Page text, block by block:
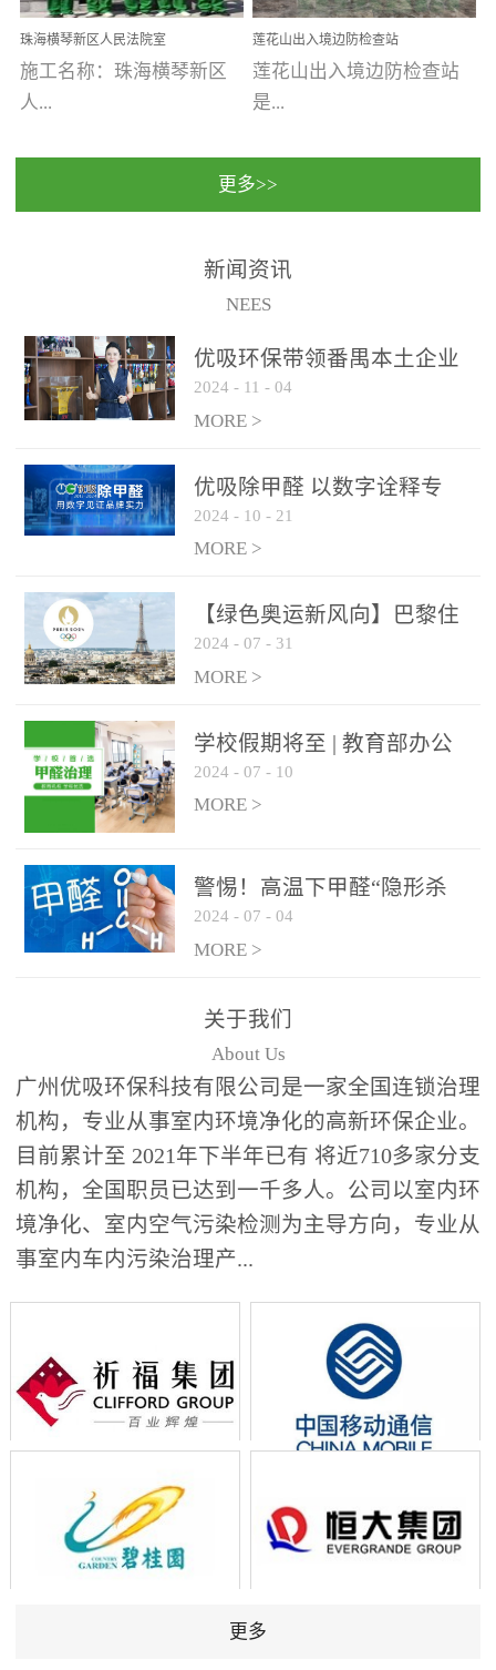
她将越来越枝繁叶茂，终
将会成为一棵参天大树！
优吸环保截止2020年拥有
全国600家网点分支机构。
致酒店是为中高端人士...
州)校区 工程案...
珠海横琴新区人民法院室
内除甲醛空气治理项目
施工名称：珠海横琴新区
人...
民法院室内除甲醛空气治
保施工日期：2020年1月珠
莲花山出入境边防检查站
室内除甲醛空气治理项目
莲花山出入境边防检查站
是...
国家通过设在对外开放口
（及各出入境边防检查
更多>>
新闻资讯
NEES
优吸环保带领番禺本​土企业
勇敢破局向“新”
2024 - 11 - 04
MORE >
优吸除甲醛 以数字诠释专
业，尽显除醛品牌实力！
2024 - 10 - 21
MORE >
【绿色奥运新风向】巴黎住
宿风波：优吸环保共建健康
绿色家居
2024 - 07 - 31
MORE >
学校假期将至 | 教育部办公
厅关于加强学校新建校舍室
内空气质量管理通知
2024 - 07 - 10
MORE >
警惕！高温下甲醛“隐形杀
手”来袭，你的家安全吗？
2024 - 07 - 04
MORE >
关于我们
About Us
广州优吸环保科技有限公司是一家全国连锁治理
机构，专业从事室内环境净化的高新环保企业。
目前累计至 2021年下半年已有 将近710多家分支
机构，全国职员已达到一千多人。公司以室内环
境净化、室内空气污染检测为主导方向，专业从
事室内车内污染治理产...
更多